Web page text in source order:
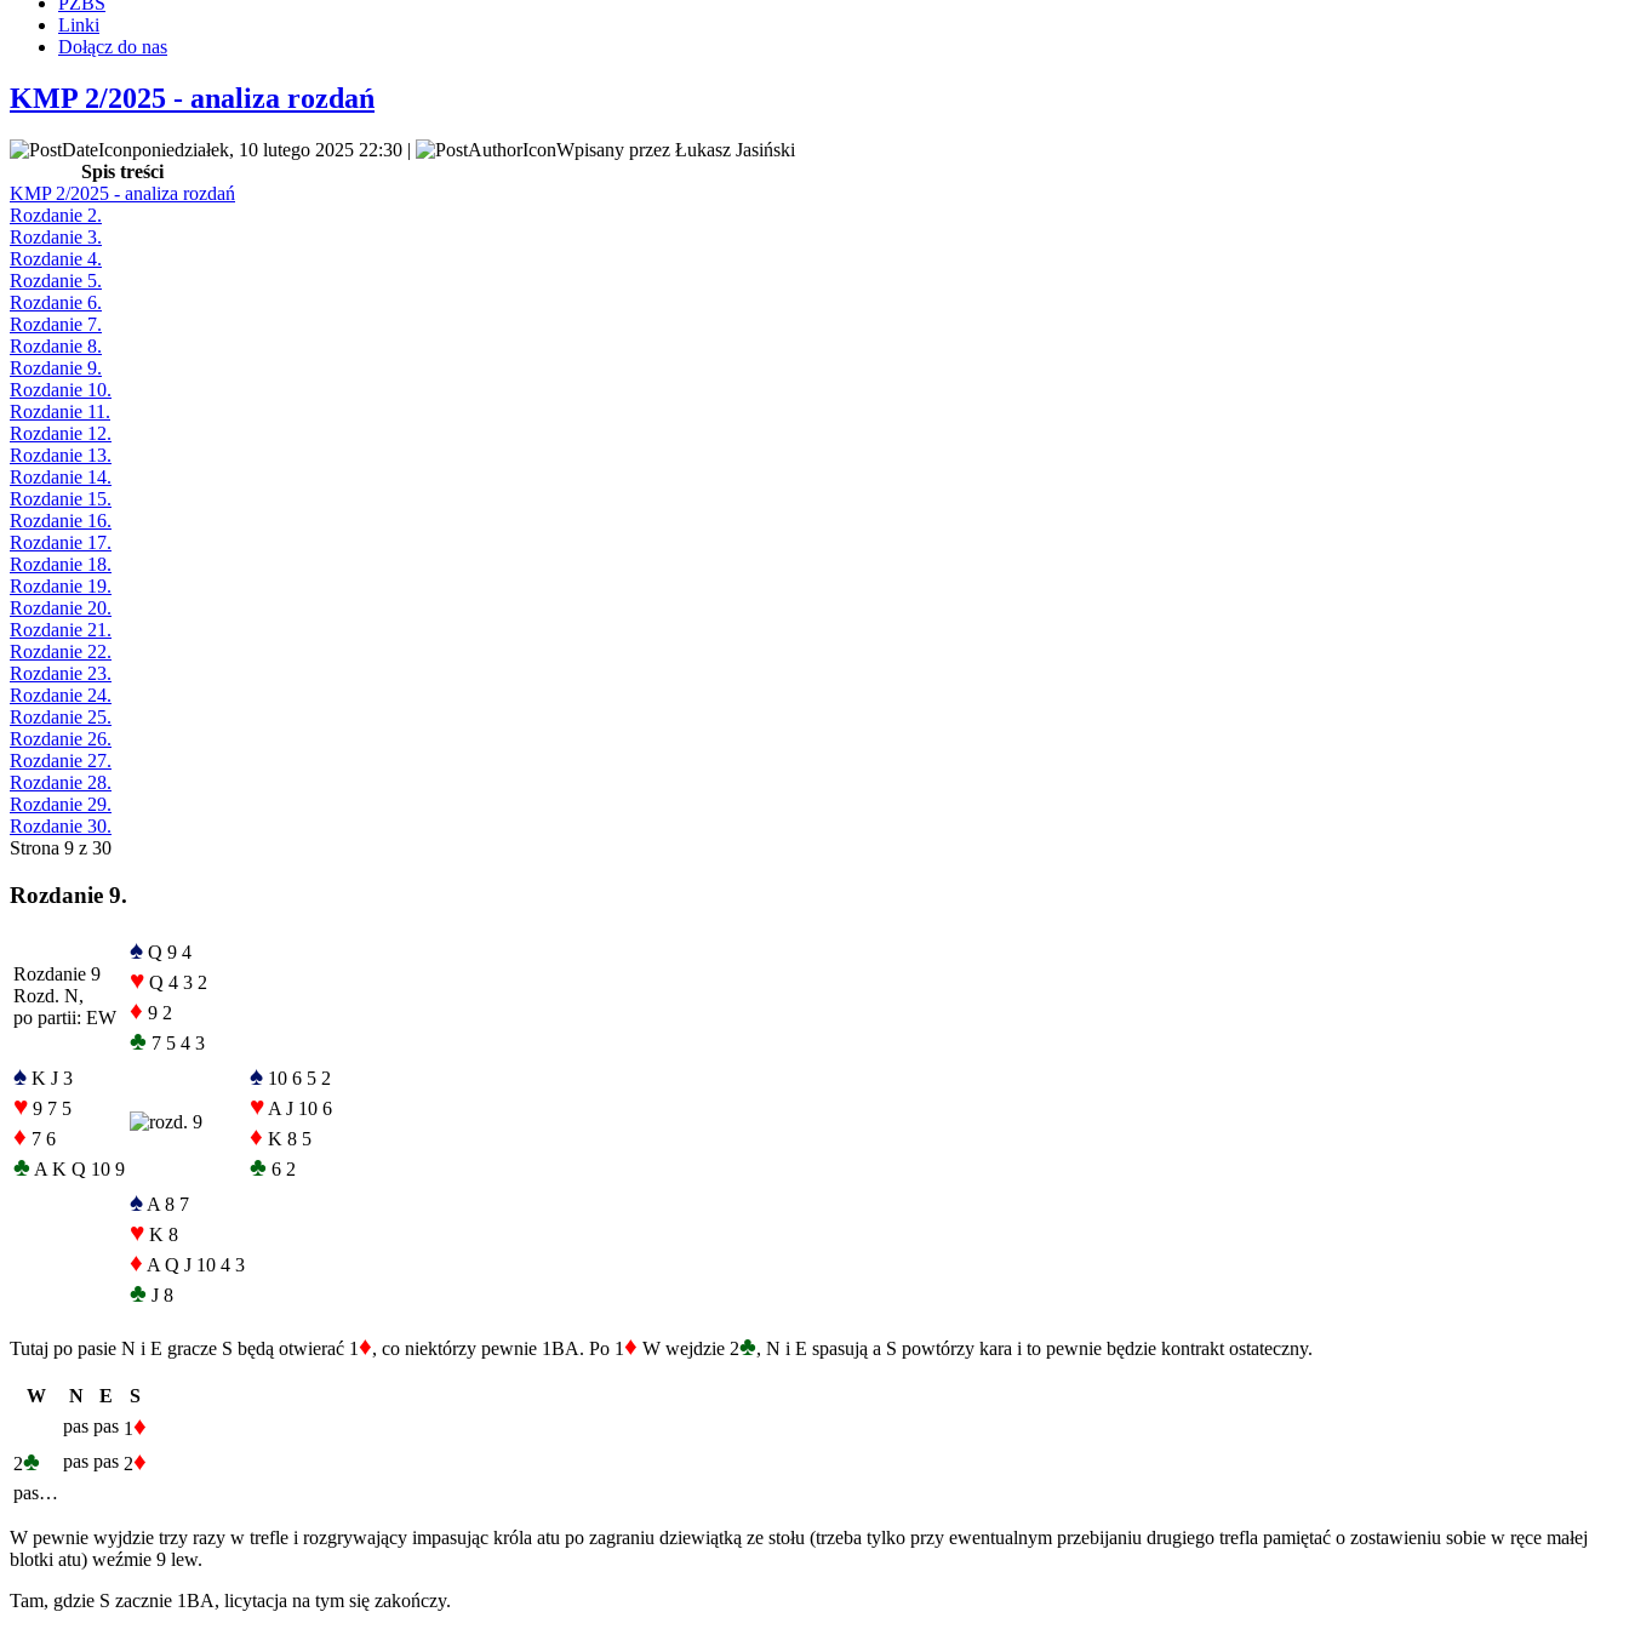
Linki
Dołącz do nas
KMP 2/2025 - analiza rozdań
poniedziałek, 10 lutego 2025 22:30 |
Wpisany przez Łukasz Jasiński
Spis treści
KMP 2/2025 - analiza rozdań
Rozdanie 2.
Rozdanie 3.
Rozdanie 4.
Rozdanie 5.
Rozdanie 6.
Rozdanie 7.
Rozdanie 8.
Rozdanie 9.
Rozdanie 10.
Rozdanie 11.
Rozdanie 12.
Rozdanie 13.
Rozdanie 14.
Rozdanie 15.
Rozdanie 16.
Rozdanie 17.
Rozdanie 18.
Rozdanie 19.
Rozdanie 20.
Rozdanie 21.
Rozdanie 22.
Rozdanie 23.
Rozdanie 24.
Rozdanie 25.
Rozdanie 26.
Rozdanie 27.
Rozdanie 28.
Rozdanie 29.
Rozdanie 30.
Strona 9 z 30
Rozdanie 9.
Rozdanie 9
Rozd. N,
po partii: EW
♠ Q 9 4
♥ Q 4 3 2
♦ 9 2
♣ 7 5 4 3
♠ K J 3
♥ 9 7 5
♦ 7 6
♣ A K Q 10 9
♠ 10 6 5 2
♥ A J 10 6
♦ K 8 5
♣ 6 2
♠ A 8 7
♥ K 8
♦ A Q J 10 4 3
♣ J 8
Tutaj po pasie N i E gracze S będą otwierać 1♦, co niektórzy pewnie 1BA. Po 1♦ W wejdzie 2♣, N i E spasują a S powtórzy kara i to pewnie będzie kontrakt ostateczny.
W N E
S
pas pas 1♦
2♣ pas pas 2♦
pas…
W pewnie wyjdzie trzy razy w trefle i rozgrywający impasując króla atu po zagraniu dziewiątką ze stołu (trzeba tylko przy ewentualnym przebijaniu drugiego trefla pamiętać o zostawieniu sobie w ręce małej
blotki atu) weźmie 9 lew.
Tam, gdzie S zacznie 1BA, licytacja na tym się zakończy.